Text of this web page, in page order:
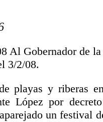
Al Gobernador de
3/2/08.
playas y riberas
López por
un festival